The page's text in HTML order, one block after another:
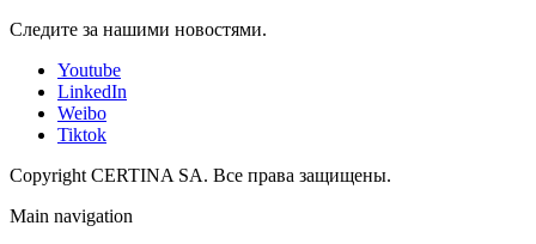
Следите за нашими новостями.
Youtube
LinkedIn
Weibo
Tiktok
Copyright CERTINA SA. Все права защищены.
Main navigation